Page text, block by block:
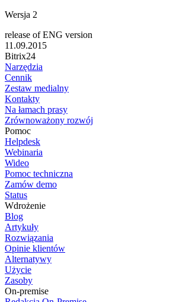
Wersja 2
release of ENG version
11.09.2015
Bitrix24
Narzędzia
Cennik
Zestaw medialny
Kontakty
Na łamach prasy
Zrównoważony rozwój
Pomoc
Helpdesk
Webinaria
Wideo
Pomoc techniczna
Zamów demo
Status
Wdrożenie
Blog
Artykuły
Rozwiązania
Opinie klientów
Alternatywy
Użycie
Zasoby
On-premise